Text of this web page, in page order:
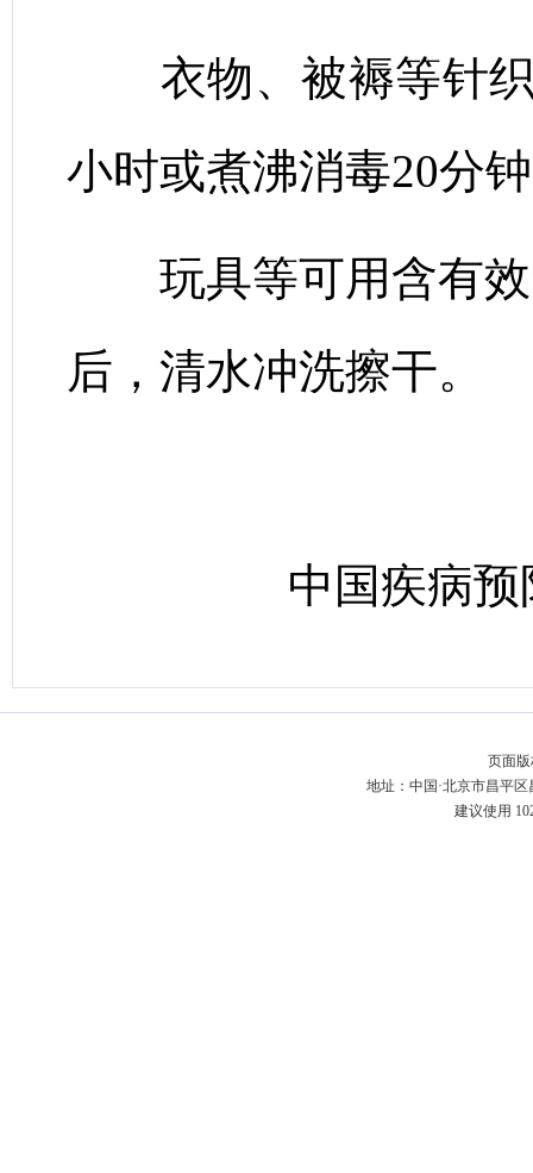
衣物、被褥等针织
小时或煮沸消毒20分
玩具等可用含有效
后，清水冲洗擦干。
中国疾病预
页面
地址：中国·北京市昌平
建议使用